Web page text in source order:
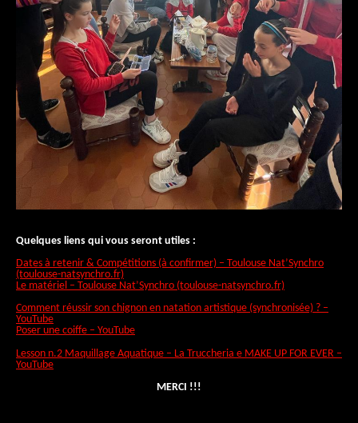
Quelques liens qui vous seront utiles :
Dates à retenir & Compétitions (à confirmer) – Toulouse Nat’Synchro
(toulouse-natsynchro.fr)
Le matériel – Toulouse Nat’Synchro (toulouse-natsynchro.fr)
Comment réussir son chignon en natation artistique (synchronisée) ? –
YouTube
Poser une coiffe – YouTube
Lesson n.2 Maquillage Aquatique – La Truccheria e MAKE UP FOR EVER –
YouTube
MERCI !!!